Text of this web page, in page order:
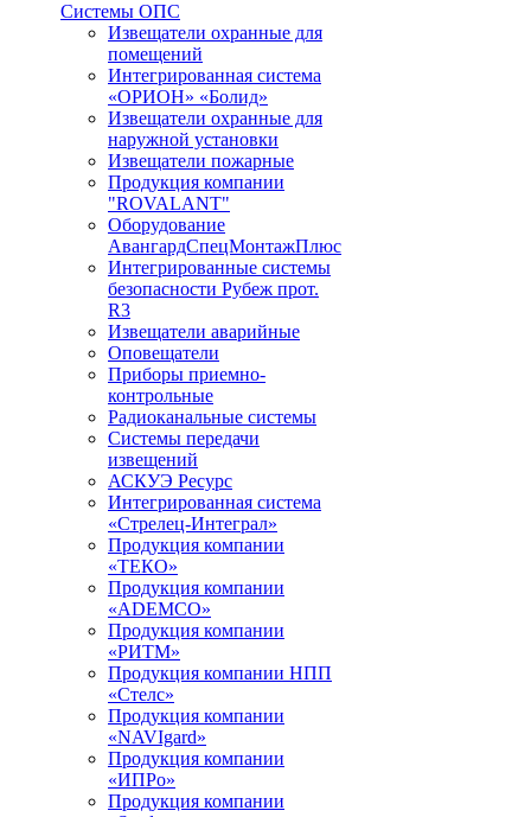
Системы ОПС
Извещатели охранные для
помещений
Интегрированная система
«ОРИОН» «Болид»
Извещатели охранные для
наружной установки
Извещатели пожарные
Продукция компании
"ROVALANT"
Оборудование
АвангардСпецМонтажПлюс
Интегрированные системы
безопасности Рубеж прот.
R3
Извещатели аварийные
Оповещатели
Приборы приемно-
контрольные
Радиоканальные системы
Системы передачи
извещений
АСКУЭ Ресурс
Интегрированная система
«Стрелец-Интеграл»
Продукция компании
«ТЕКО»
Продукция компании
«ADEMCO»
Продукция компании
«РИТМ»
Продукция компании НПП
«Стелс»
Продукция компании
«NAVIgard»
Продукция компании
«ИПРо»
Продукция компании